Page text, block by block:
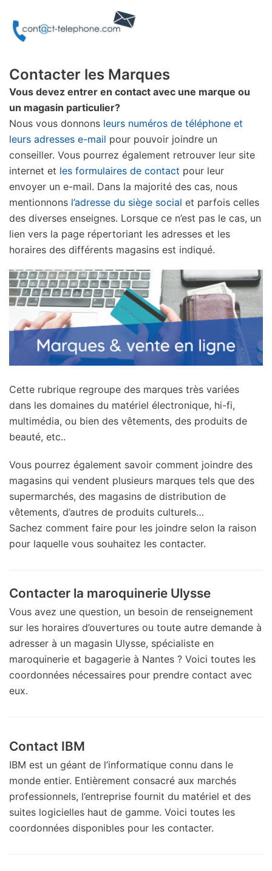
Aller
Contacter les Marques
Vous devez entrer en contact avec une marque ou
un magasin particulier?
Nous vous donnons leurs numéros de téléphone et
leurs adresses e-mail pour pouvoir joindre un
conseiller. Vous pourrez également retrouver leur site
internet et les formulaires de contact pour leur
envoyer un e-mail. Dans la majorité des cas, nous
mentionnons l’adresse du siège social et parfois celles
des diverses enseignes. Lorsque ce n’est pas le cas, un
lien vers la page répertoriant les adresses et les
horaires des différents magasins est indiqué.
Cette rubrique regroupe des marques très variées
dans les domaines du matériel électronique, hi-fi,
multimédia, ou bien des vêtements, des produits de
beauté, etc..
Vous pourrez également savoir comment joindre des
magasins qui vendent plusieurs marques tels que des
supermarchés, des magasins de distribution de
vêtements, d’autres de produits culturels…
Sachez comment faire pour les joindre selon la raison
pour laquelle vous souhaitez les contacter.
Contacter la maroquinerie Ulysse
Vous avez une question, un besoin de renseignement
sur les horaires d’ouvertures ou toute autre demande à
adresser à un magasin Ulysse, spécialiste en
maroquinerie et bagagerie à Nantes ? Voici toutes les
coordonnées nécessaires pour prendre contact avec
eux.
Contact IBM
IBM est un géant de l’informatique connu dans le
monde entier. Entièrement consacré aux marchés
professionnels, l’entreprise fournit du matériel et des
suites logicielles haut de gamme. Voici toutes les
coordonnées disponibles pour les contacter.